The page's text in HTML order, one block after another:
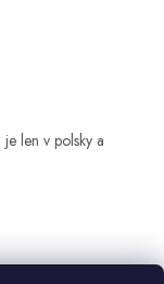
len v polsky a